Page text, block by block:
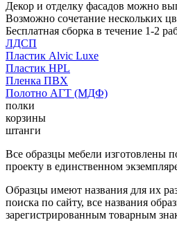
Декор и отделку фасадов можно
Возможно сочетание нескольких
Бесплатная сборка в течение 1-2
ЛДСП
Пластик Alvic Luxe
Пластик HPL
Пленка ПВХ
Полотно АГТ (МДФ)
полки
корзины
штанги
Все образцы мебели изготовлены
проекту в единственном
Образцы имеют названия для их
поиска по сайту, все названия
зарегистрированным товарным